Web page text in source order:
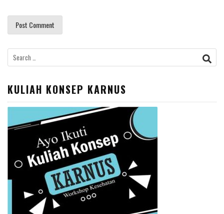
Search
for:
KULIAH KONSEP KARNUS